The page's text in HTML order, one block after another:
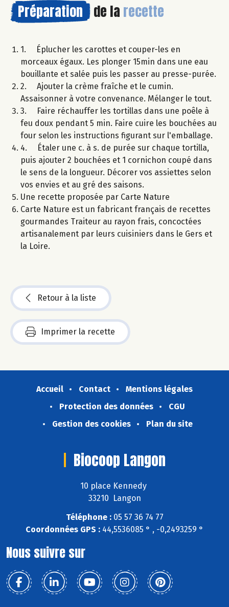
Préparation de la recette
1. Éplucher les carottes et couper-les en
morceaux égaux. Les plonger 15min dans une eau
bouillante et salée puis les passer au presse-purée.
2. Ajouter la crème fraîche et le cumin.
Assaisonner à votre convenance. Mélanger le tout.
3. Faire réchauffer les tortillas dans une poêle à
feu doux pendant 5 min. Faire cuire les bouchées au
four selon les instructions figurant sur l'emballage.
4. Étaler une c. à s. de purée sur chaque tortilla,
puis ajouter 2 bouchées et 1 cornichon coupé dans
le sens de la longueur. Décorer vos assiettes selon
vos envies et au gré des saisons.
Une recette proposée par Carte Nature
Carte Nature est un fabricant français de recettes
gourmandes Traiteur au rayon frais, concoctées
artisanalement par leurs cuisiniers dans le Gers et
la Loire.
Retour à la liste
Imprimer la recette
Accueil Contact
Mentions légales
Protection des données
CGU
Gestion des cookies
Plan du site
Biocoop Langon
10 place Kennedy
33210 Langon
Téléphone :05 57 36 74 77
Coordonnées GPS : 44,5536085 ° , -0,2493259 °
Nous suivre sur